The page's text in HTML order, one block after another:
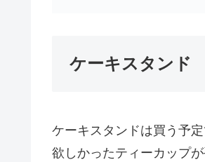
ケーキスタンド
ケーキスタンドは買う予定
欲しかったティーカップ